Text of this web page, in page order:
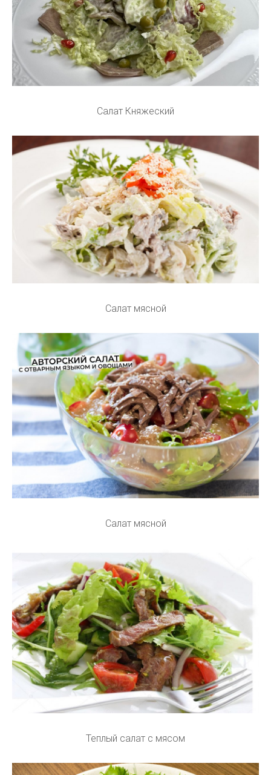
Салат Княжеский
Салат мясной
Салат мясной
Теплый салат с мясом